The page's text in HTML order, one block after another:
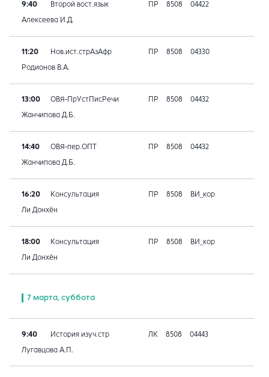
9:40 Второй вост.язык ПР 8508 04422
Алексеева И.Д.
11:20 Нов.ист.стрАзАфр ПР 8508 04330
Родионов В.А.
13:00 ОВЯ-ПрУстПисРечи ПР 8508 04432
Жанчипова Д.Б.
14:40 ОВЯ-пер.ОПТ ПР 8508 04432
Жанчипова Д.Б.
16:20 Консультация ПР 8508 ВИ_кор
Ли Донхён
18:00 Консультация ПР 8508 ВИ_кор
Ли Донхён
7 марта, суббота
9:40 История изуч.стр ЛК 8508 04443
Лугавцова А.П.